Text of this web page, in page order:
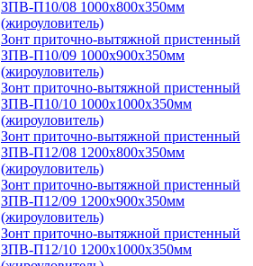
ЗПВ-П10/08 1000х800х350мм
(жироуловитель)
Зонт приточно-вытяжной пристенный
ЗПВ-П10/09 1000х900х350мм
(жироуловитель)
Зонт приточно-вытяжной пристенный
ЗПВ-П10/10 1000х1000х350мм
(жироуловитель)
Зонт приточно-вытяжной пристенный
ЗПВ-П12/08 1200х800х350мм
(жироуловитель)
Зонт приточно-вытяжной пристенный
ЗПВ-П12/09 1200х900х350мм
(жироуловитель)
Зонт приточно-вытяжной пристенный
ЗПВ-П12/10 1200х1000х350мм